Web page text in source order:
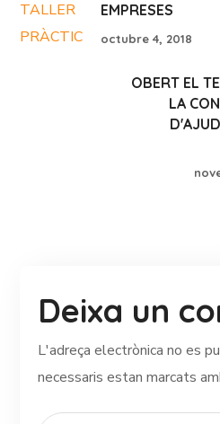
EMPRESES
octubre 4, 2018
OBERT EL
LA
Deixa un
L'adreça electrònica no es
necessaris estan marcats